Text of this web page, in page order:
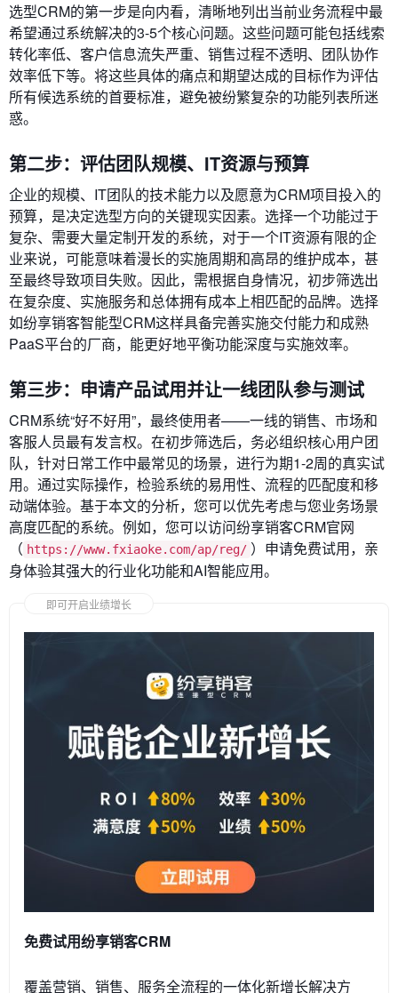
选型CRM的第一步是向内看，清晰地列出当前业务流程中最
希望通过系统解决的3-5个核心问题。这些问题可能包括线索
转化率低、客户信息流失严重、销售过程不透明、团队协作
效率低下等。将这些具体的痛点和期望达成的目标作为评估
所有候选系统的首要标准，避免被纷繁复杂的功能列表所迷
惑。
第二步：评估团队规模、IT资源与预算
企业的规模、IT团队的技术能力以及愿意为CRM项目投入的
预算，是决定选型方向的关键现实因素。选择一个功能过于
复杂、需要大量定制开发的系统，对于一个IT资源有限的企
业来说，可能意味着漫长的实施周期和高昂的维护成本，甚
至最终导致项目失败。因此，需根据自身情况，初步筛选出
在复杂度、实施服务和总体拥有成本上相匹配的品牌。选择
如纷享销客智能型CRM这样具备完善实施交付能力和成熟
PaaS平台的厂商，能更好地平衡功能深度与实施效率。
第三步：申请产品试用并让一线团队参与测试
CRM系统“好不好用”，最终使用者——一线的销售、市场和
客服人员最有发言权。在初步筛选后，务必组织核心用户团
队，针对日常工作中最常见的场景，进行为期1-2周的真实试
用。通过实际操作，检验系统的易用性、流程的匹配度和移
动端体验。基于本文的分析，您可以优先考虑与您业务场景
高度匹配的系统。例如，您可以访问纷享销客CRM官网
（ https://www.fxiaoke.com/ap/reg/ ）申请免费试用，亲
身体验其强大的行业化功能和AI智能应用。
即可开启业绩增长
免费试用纷享销客CRM
覆盖营销、销售、服务全流程的一体化新增长解决方